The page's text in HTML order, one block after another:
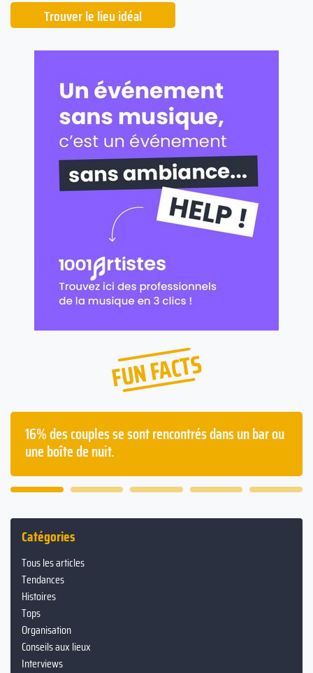
Trouver le lieu idéal
FUN FACTS
Les français passent en moyenne deux ans à avoir
la gueule de bois dans leur vie.
Catégories
Tous les articles
Tendances
Histoires
Tops
Organisation
Conseils aux lieux
Interviews